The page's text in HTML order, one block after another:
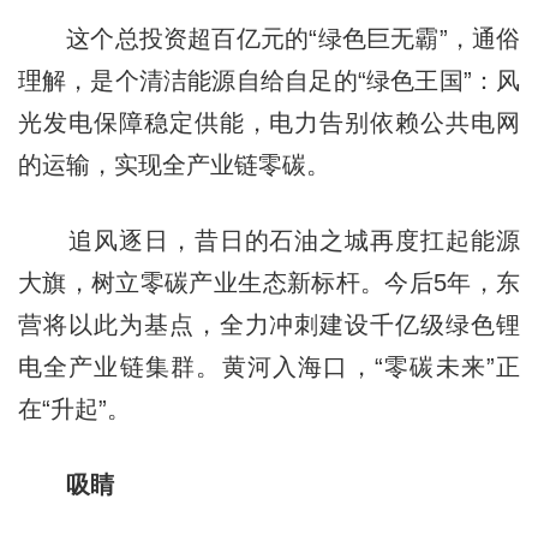
这个总投资超百亿元的“绿色巨无霸”，通俗
理解，是个清洁能源自给自足的“绿色王国”：风
光发电保障稳定供能，电力告别依赖公共电网
的运输，实现全产业链零碳。
追风逐日，昔日的石油之城再度扛起能源
大旗，树立零碳产业生态新标杆。今后5年，东
营将以此为基点，全力冲刺建设千亿级绿色锂
电全产业链集群。黄河入海口，“零碳未来”正
在“升起”。
吸睛